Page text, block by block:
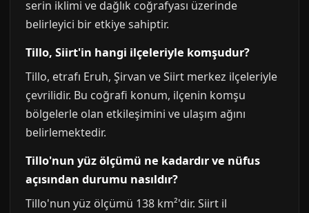
serin iklimi ve dağlık coğrafyası üzerinde
belirleyici bir etkiye sahiptir.
Tillo, Siirt'in hangi ilçeleriyle komşudur?
Tillo, etrafı Eruh, Şirvan ve Siirt merkez ilçeleriyle
çevrilidir. Bu coğrafi konum, ilçenin komşu
bölgelerle olan etkileşimini ve ulaşım ağını
belirlemektedir.
Tillo'nun yüz ölçümü ne kadardır ve nüfus
açısından durumu nasıldır?
Tillo'nun yüz ölçümü 138 km²'dir. Siirt il